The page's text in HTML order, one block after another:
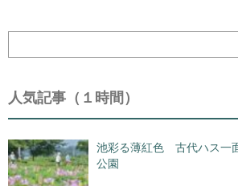
索
人気記事（１時間）
池彩る薄紅色 古代ハス一
公園